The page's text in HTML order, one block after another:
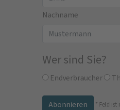
Nachname
Wer sind Sie?
Endverbraucher
* Feld ist